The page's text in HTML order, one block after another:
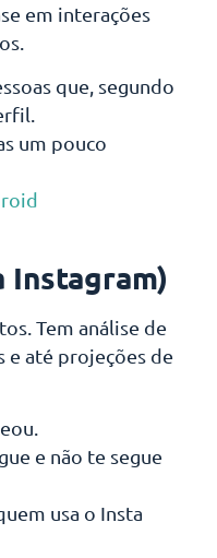
em interações
que, segundo
um pouco
Instagram)
Tem análise de
e até projeções de
e não te segue
usa o Insta